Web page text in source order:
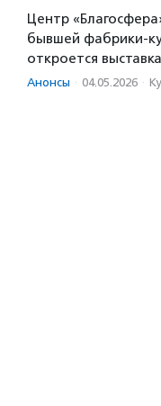
Центр
бывшей фабрики-
откроется
Анонсы · 04.05.2026 ·